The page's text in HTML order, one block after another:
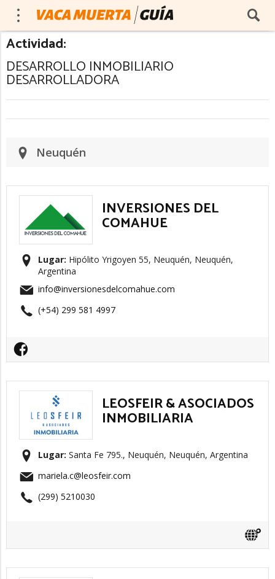
Actividad:
DESARROLLO INMOBILIARIO
DESARROLLADORA
Neuquén
INVERSIONES DEL
COMAHUE
Lugar: Hipólito Yrigoyen 55, Neuquén, Neuquén,
Argentina
info@inversionesdelcomahue.com
(+54) 299 581 4997
LEOSFEIR & ASOCIADOS
INMOBILIARIA
Lugar: Santa Fe 795., Neuquén, Neuquén, Argentina
mariela.c@leosfeir.com
(299) 5210030